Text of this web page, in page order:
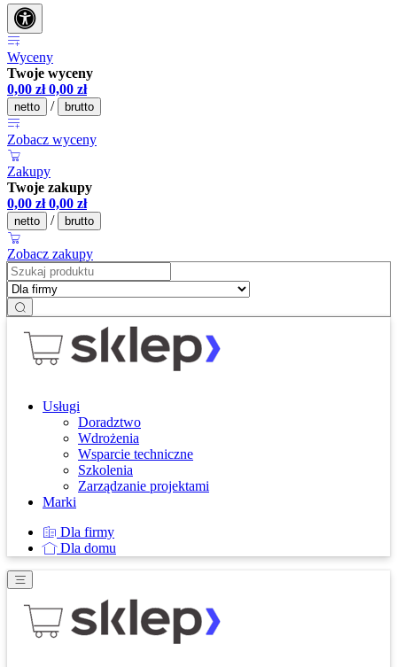
Wyceny
Twoje wyceny
0,00 zł 0,00 zł
netto / brutto
Zobacz wyceny
Zakupy
Twoje zakupy
0,00 zł 0,00 zł
netto / brutto
Zobacz zakupy
Usługi
Doradztwo
Wdrożenia
Wsparcie techniczne
Szkolenia
Zarządzanie projektami
Marki
Dla firmy
Dla domu